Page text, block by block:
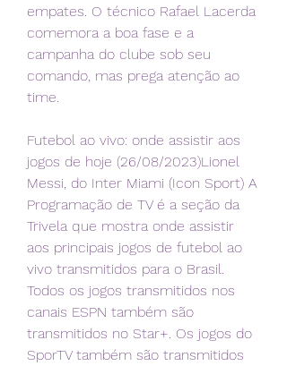
empates. O técnico Rafael Lacerda
comemora a boa fase e a
campanha do clube sob seu
comando, mas prega atenção ao
time.
Futebol ao vivo: onde assistir aos
jogos de hoje (26/08/2023)Lionel
Messi, do Inter Miami (Icon Sport) A
Programação de TV é a seção da
Trivela que mostra onde assistir
aos principais jogos de futebol ao
vivo transmitidos para o Brasil.
Todos os jogos transmitidos nos
canais ESPN também são
transmitidos no Star+. Os jogos do
SporTV também são transmitidos